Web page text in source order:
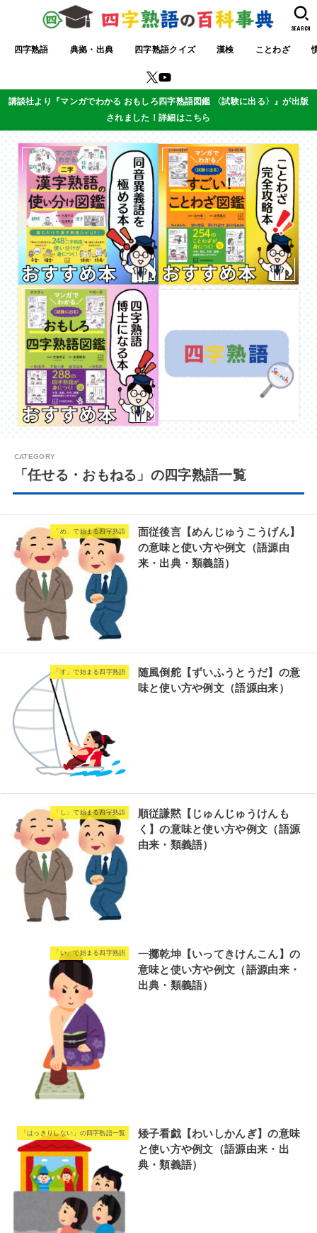
四字熟語 典拠・出典 四字熟語クイズ 漢検 ことわざ
SEARCH
講談社より『マンガでわかる おもしろ四字熟語図鑑 〈試験に出る〉』が出版
されました！詳細はこちら
「任せる・おもねる」の四字熟語一覧
「め」で始まる四字熟語
面従後言【めんじゅうこうげん】
の意味と使い方や例文（語源由
来・出典・類義語）
「す」で始まる四字熟語
随風倒舵【ずいふうとうだ】の意
味と使い方や例文（語源由来）
「し」で始まる四字熟語
順従謙黙【じゅんじゅうけんも
く】の意味と使い方や例文（語源
由来・類義語）
「い」で始まる四字熟語
一擲乾坤【いってきけんこん】の
意味と使い方や例文（語源由来・
出典・類義語）
「はっきりしない」の四字熟語一覧
矮子看戯【わいしかんぎ】の意味
と使い方や例文（語源由来・出
典・類義語）